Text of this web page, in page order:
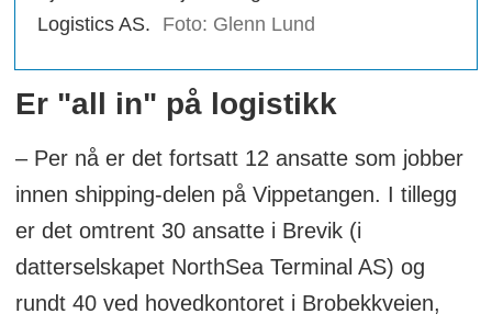
Logistics AS.
Foto: Glenn Lund
Er "all in" på logistikk
– Per nå er det fortsatt 12 ansatte som jobber
innen shipping-delen på Vippetangen. I tillegg
er det omtrent 30 ansatte i Brevik (i
datterselskapet NorthSea Terminal AS) og
rundt 40 ved hovedkontoret i Brobekkveien,